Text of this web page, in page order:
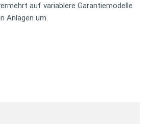
auf variablere Garantiemodelle
Anlagen um.